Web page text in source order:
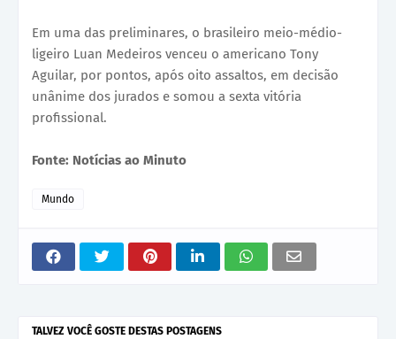
Em uma das preliminares, o brasileiro meio-médio-
ligeiro Luan Medeiros venceu o americano Tony
Aguilar, por pontos, após oito assaltos, em decisão
unânime dos jurados e somou a sexta vitória
profissional.
Fonte: Notícias ao Minuto
Mundo
TALVEZ VOCÊ GOSTE DESTAS POSTAGENS